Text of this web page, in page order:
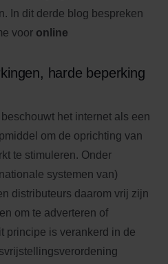
In dit derde blog bespreken
voor online
harde beperking
het internet als een
om de oprichting van
te stimuleren. Onder
systemen van)
distributeurs daarom vrij zijn
om te adverteren of
principe is verankerd in de